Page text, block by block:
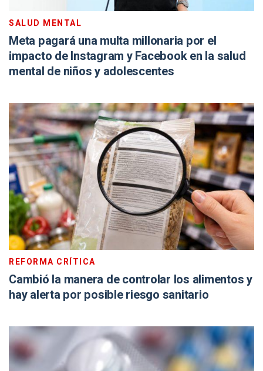
SALUD MENTAL
Meta pagará una multa millonaria por el
impacto de Instagram y Facebook en la salud
mental de niños y adolescentes
REFORMA CRÍTICA
Cambió la manera de controlar los alimentos y
hay alerta por posible riesgo sanitario